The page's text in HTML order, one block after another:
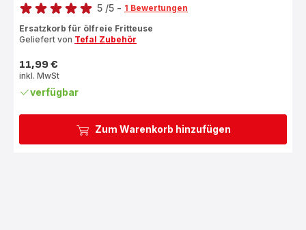
Zum Warenkorb hinzufügen
mit
Sternen
(Durchschnitt)
5 /5 - 1 Bewertungen
Ersatzkorb für ölfreie Fritteuse
Geliefert von Tefal Zubehör
Preis
11,99 €
inkl. MwSt
verfügbar